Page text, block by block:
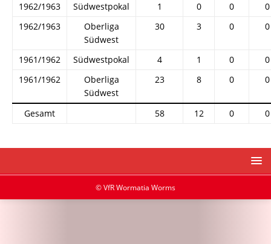
1962/1963
Südwestpokal 1 0 0
0
1962/1963
Oberliga
Südwest
30 3 0 0
1961/1962 Südwestpokal 4 1 0
0
1961/1962
Oberliga
Südwest
23 8 0 0
Gesamt 58 12 0 0
© VfR Wormatia Worms